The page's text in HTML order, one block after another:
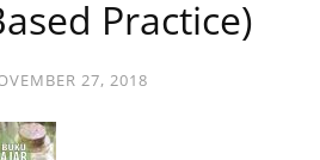
Practice)
27, 2018